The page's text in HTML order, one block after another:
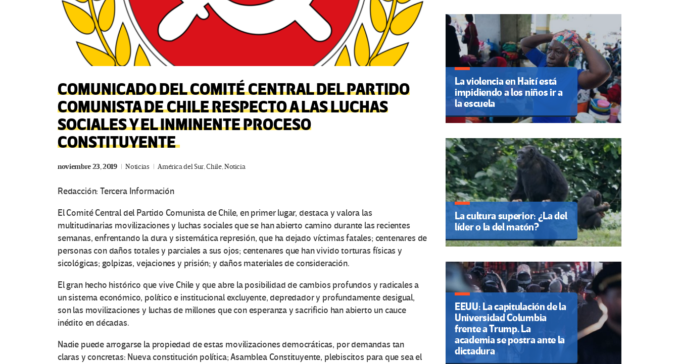
COMUNICADO DEL COMITÉ CENTRAL DEL PARTIDO
COMUNISTA DE CHILE RESPECTO A LAS LUCHAS
SOCIALES Y EL INMINENTE PROCESO
CONSTITUYENTE
noviembre 23, 2019 Noticias América del Sur,Chile,Noticia
Redacción: Tercera Información
El Comité Central del Partido Comunista de Chile, en primer lugar, destaca y valora las
multitudinarias movilizaciones y luchas sociales que se han abierto camino durante las recientes
semanas, enfrentando la dura y sistemática represión, que ha dejado víctimas fatales; centenares de
personas con daños totales y parciales a sus ojos; centenares que han vivido torturas físicas y
sicológicas; golpizas, vejaciones y prisión; y daños materiales de consideración.
El gran hecho histórico que vive Chile y que abre la posibilidad de cambios profundos y radicales a
un sistema económico, político e institucional excluyente, depredador y profundamente desigual,
son las movilizaciones y luchas de millones que con esperanza y sacrificio han abierto un cauce
inédito en décadas.
Nadie puede arrogarse la propiedad de estas movilizaciones democráticas, por demandas tan
claras y concretas: Nueva constitución política; Asamblea Constituyente, plebiscitos para que sea el
La violencia en Haití está
impidiendo a los niños ir a
la escuela
La cultura superior: ¿La del
líder o la del matón?
EEUU: La capitulación de la
Universidad Columbia
frente a Trump. La
academia se postra ante la
dictadura